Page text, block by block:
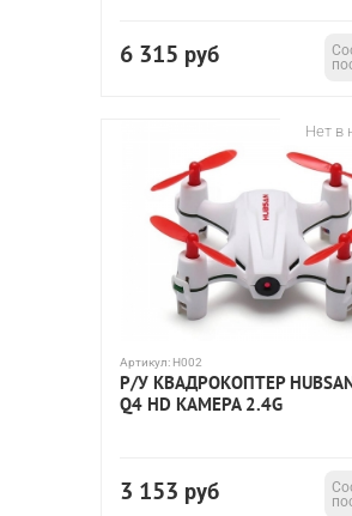
6 315 руб
Нет в
Артикул: H002
Р/У КВАДРОКОПТЕР
Q4 HD КАМЕРА 2.4G
3 153 руб